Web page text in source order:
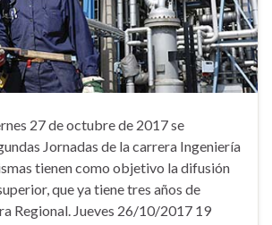
27 de octubre de 2017 se
Jornadas de la carrera Ingeniería
tienen como objetivo la difusión
que ya tiene tres años de
Regional. Jueves 26/10/2017 19